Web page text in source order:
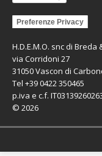
Preferenze Privacy
H.D.E.M.O. snc di Breda
via Corridoni 27
31050 Vascon di
Tel +39 0422 350465
p.iva e c.f.
© 2026